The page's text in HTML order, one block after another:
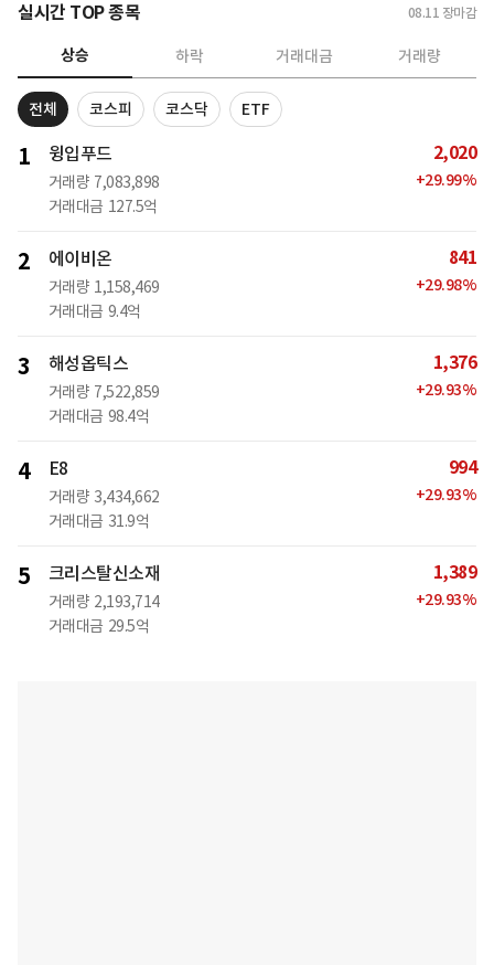
실시간 TOP 종목 08.11 장마감
상승 하락 거래대금 거래량
전체 코스피 코스닥 ETF
1 윙입푸드
거래량 7,083,898
거래대금 127.5억
2,020
+29.99%
2 에이비온
거래량 1,158,469
거래대금 9.4억
841
+29.98%
3 해성옵틱스
거래량 7,522,859
거래대금 98.4억
1,376
+29.93%
4 E8
거래량 3,434,662
거래대금 31.9억
994
+29.93%
5 크리스탈신소재
거래량 2,193,714
거래대금 29.5억
1,389
+29.93%